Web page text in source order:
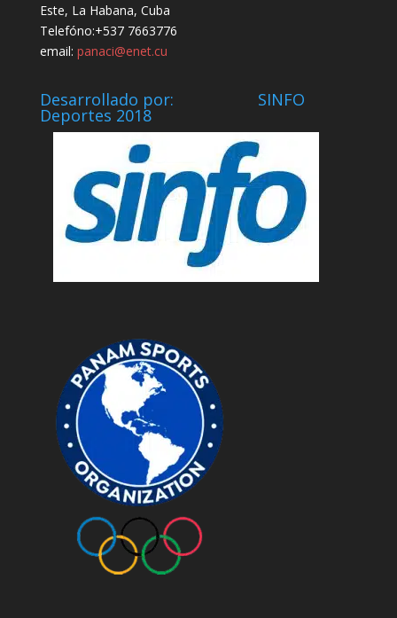
Este, La Habana, Cuba
Telefóno:+537 7663776
email: panaci@enet.cu
Desarrollado por: SINFO
Deportes 2018